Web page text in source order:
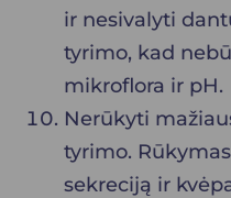
ir nesivalyti
tyrimo, kad
mikroflora ir pH.
Nerūkyti
tyrimo.
sekreciją ir